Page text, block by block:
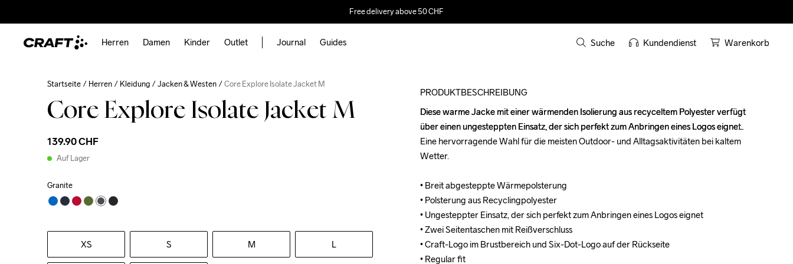
Free delivery above 50 CHF
Herren Damen Kinder Outlet Journal Guides Suche Kundendienst Warenkorb
Startseite Herren Kleidung Jacken & Westen Core Explore Isolate Jacket M
Core Explore Isolate Jacket M
139.90 CHF
Auf Lager
Granite
XS S M L
PRODUKTBESCHREIBUNG
Diese warme Jacke mit einer wärmenden Isolierung aus recyceltem Polyester verfügt
über einen ungesteppten Einsatz, der sich perfekt zum Anbringen eines Logos eignet.
Eine hervorragende Wahl für die meisten Outdoor- und Alltagsaktivitäten bei kaltem
Wetter.
• Breit abgesteppte Wärmepolsterung
• Polsterung aus Recyclingpolyester
• Ungesteppter Einsatz, der sich perfekt zum Anbringen eines Logos eignet
• Zwei Seitentaschen mit Reißverschluss
• Craft-Logo im Brustbereich und Six-Dot-Logo auf der Rückseite
• Regular fit
Diese warme Jacke mit einer wärmenden Isolierung aus recyceltem Polyester verfügt
über einen ungesteppten Einsatz, der sich perfekt zum Anbringen eines Logos eignet.
Eine hervorragende Wahl für die meisten Outdoor- und Alltagsaktivitäten bei kaltem
Wetter.
• Breit abgesteppte Wärmepolsterung
• Polsterung aus Recyclingpolyester
• Ungesteppter Einsatz, der sich perfekt zum Anbringen eines Logos eignet
• Zwei Seitentaschen mit Reißverschluss
• Craft-Logo im Brustbereich und Six-Dot-Logo auf der Rückseite
• Regular fit